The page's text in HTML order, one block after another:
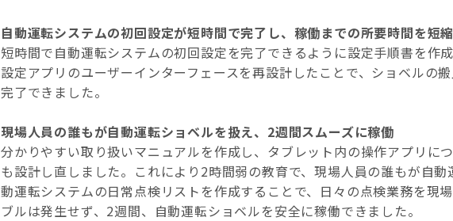
自動運転システムの初回設定が短時間で完了し、稼働までの所要時間を短
短時間で自動運転システムの初回設定を完了できるように設定手順書を作
設定アプリのユーザーインターフェースを再設計したことで、ショベルの
完了できました。
現場人員の誰もが自動運転ショベルを扱え、2週間スムーズに稼働
分かりやすい取り扱いマニュアルを作成し、タブレット内の操作アプリに
も設計し直しました。これにより2時間弱の教育で、現場人員の誰もが自
動運転システムの日常点検リストを作成することで、日々の点検業務を現
ブルは発生せず、2週間、自動運転ショベルを安全に稼働できました。